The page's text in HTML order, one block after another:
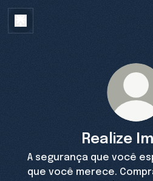
Realize
A segurança que você
que você merece.